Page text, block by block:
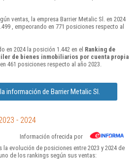
ventas, la empresa Barrier Metalic Sl. en 2024
, empeorando en 771 posiciones respecto al
en 2024 la posición 1.442 en el Ranking de
de bienes inmobiliarios por cuenta propia
461 posiciones respecto al año 2023.
información de Barrier Metalic Sl.
- 2024
Información ofrecida por
la evolución de posiciones entre 2023 y 2024 de
de los rankings según sus ventas: